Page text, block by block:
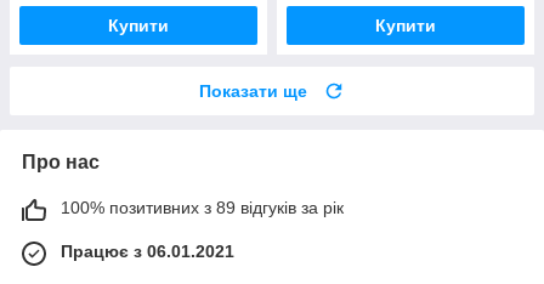
Купити Купити
Показати ще
Про нас
100% позитивних з 89 відгуків за рік
Працює з 06.01.2021